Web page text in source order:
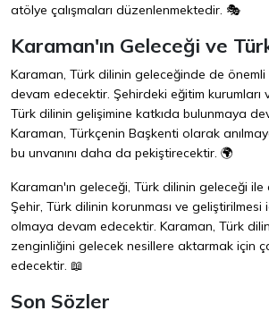
atölye çalışmaları düzenlenmektedir. 🎭
Karaman'ın Geleceği ve
Karaman, Türk dilinin geleceğinde de
devam edecektir. Şehirdeki eğitim kurumları
Türk dilinin gelişimine katkıda bulunmaya
Karaman, Türkçenin Başkenti olarak
bu unvanını daha da pekiştirecektir. 🌍
Karaman'ın geleceği, Türk dilinin geleceği
Şehir, Türk dilinin korunması ve geliştirilmesi
olmaya devam edecektir. Karaman, Türk
zenginliğini gelecek nesillere aktarmak için
edecektir. 📖
Son Sözler